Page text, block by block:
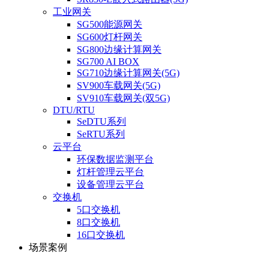
工业网关
SG500能源网关
SG600灯杆网关
SG800边缘计算网关
SG700 AI BOX
SG710边缘计算网关(5G)
SV900车载网关(5G)
SV910车载网关(双5G)
DTU/RTU
SeDTU系列
SeRTU系列
云平台
环保数据监测平台
灯杆管理云平台
设备管理云平台
交换机
5口交换机
8口交换机
16口交换机
场景案例